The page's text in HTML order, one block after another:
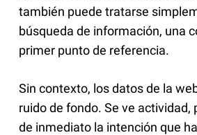
también puede tratarse
búsqueda de información, una
primer punto de referencia.
Sin contexto, los datos de la
ruido de fondo. Se ve actividad,
de inmediato la intención que